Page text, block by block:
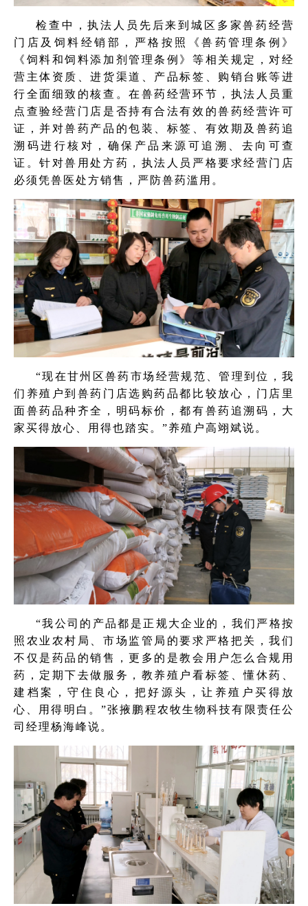
检查中，执法人员先后来到城区多家兽药经营
门店及饲料经销部，严格按照《兽药管理条例》
《饲料和饲料添加剂管理条例》等相关规定，对经
营主体资质、进货渠道、产品标签、购销台账等进
行全面细致的核查。在兽药经营环节，执法人员重
点查验经营门店是否持有合法有效的兽药经营许可
证，并对兽药产品的包装、标签、有效期及兽药追
溯码进行核对，确保产品来源可追溯、去向可查
证。针对兽用处方药，执法人员严格要求经营门店
必须凭兽医处方销售，严防兽药滥用。
“现在甘州区兽药市场经营规范、管理到位，我
们养殖户到兽药门店选购药品都比较放心，门店里
面兽药品种齐全，明码标价，都有兽药追溯码，大
家买得放心、用得也踏实。”养殖户高翊斌说。
“我公司的产品都是正规大企业的，我们严格按
照农业农村局、市场监管局的要求严格把关，我们
不仅是药品的销售，更多的是教会用户怎么合规用
药，定期下去做服务，教养殖户看标签、懂休药、
建档案，守住良心，把好源头，让养殖户买得放
心、用得明白。”张掖鹏程农牧生物科技有限责任公
司经理杨海峰说。